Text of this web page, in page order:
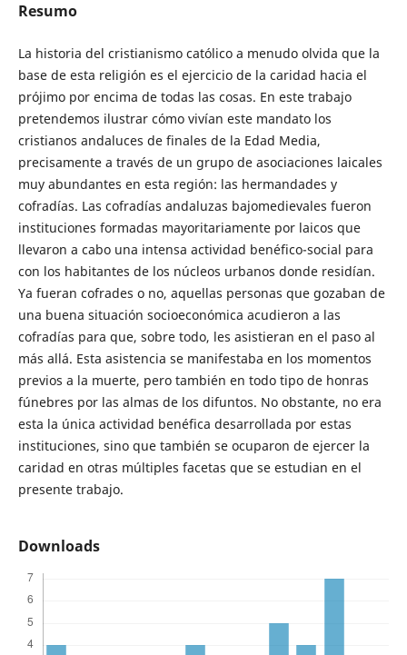
Resumo
La historia del cristianismo católico a menudo olvida que la
base de esta religión es el ejercicio de la caridad hacia el
prójimo por encima de todas las cosas. En este trabajo
pretendemos ilustrar cómo vivían este mandato los
cristianos andaluces de finales de la Edad Media,
precisamente a través de un grupo de asociaciones laicales
muy abundantes en esta región: las hermandades y
cofradías. Las cofradías andaluzas bajomedievales fueron
instituciones formadas mayoritariamente por laicos que
llevaron a cabo una intensa actividad benéfico-social para
con los habitantes de los núcleos urbanos donde residían.
Ya fueran cofrades o no, aquellas personas que gozaban de
una buena situación socioeconómica acudieron a las
cofradías para que, sobre todo, les asistieran en el paso al
más allá. Esta asistencia se manifestaba en los momentos
previos a la muerte, pero también en todo tipo de honras
fúnebres por las almas de los difuntos. No obstante, no era
esta la única actividad benéfica desarrollada por estas
instituciones, sino que también se ocuparon de ejercer la
caridad en otras múltiples facetas que se estudian en el
presente trabajo.
Downloads